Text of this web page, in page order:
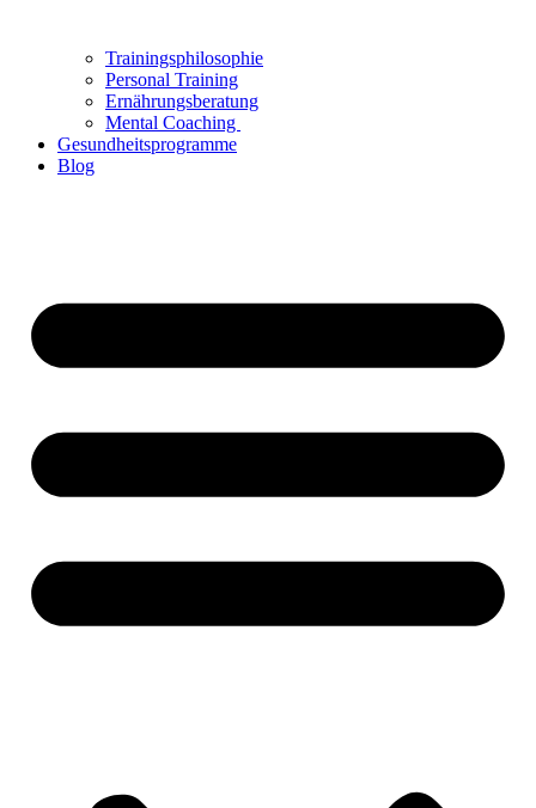
Trainingsphilosophie
Personal Training
Ernährungsberatung
Mental Coaching
Gesundheitsprogramme
Blog